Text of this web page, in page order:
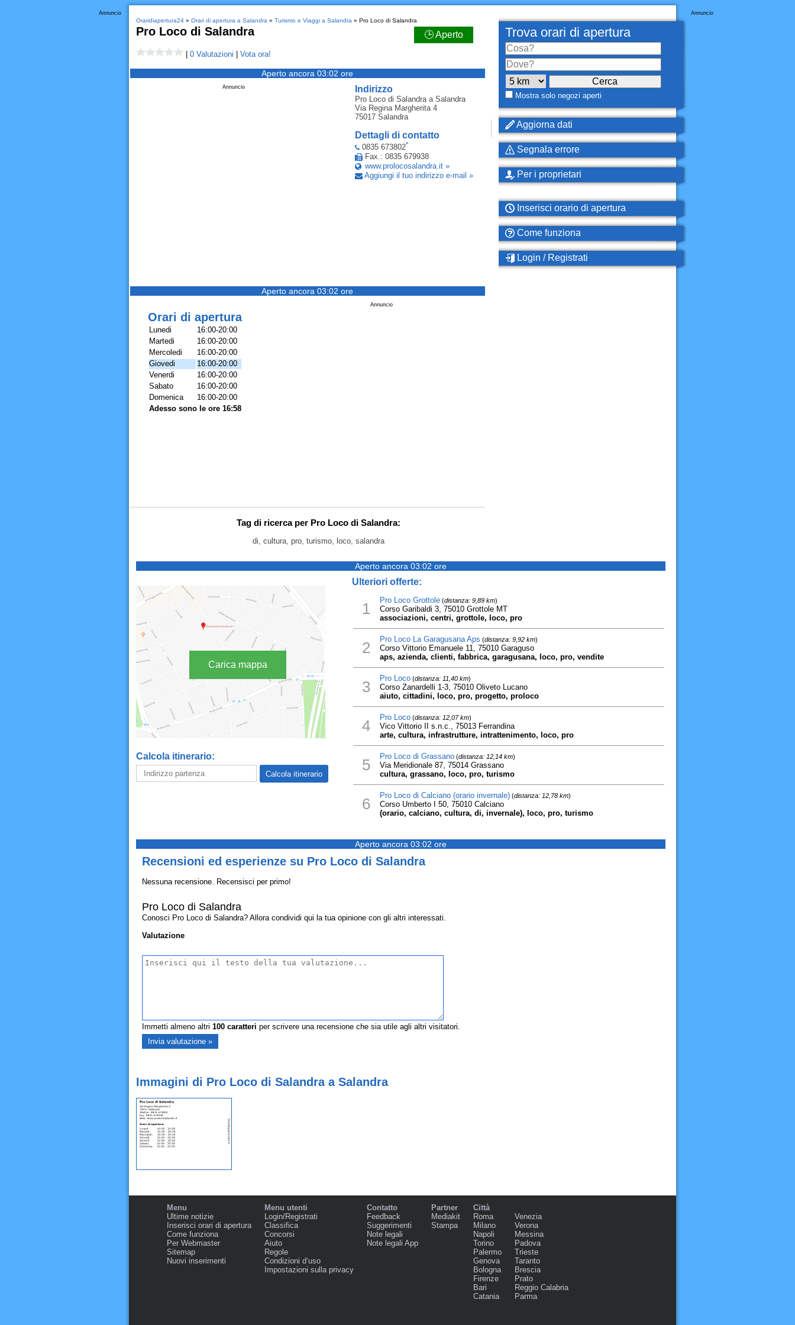
Annuncio
Oraridiapertura24» Orari di apertura a Salandra » Turismo e Viaggi a Salandra » Pro Loco di Salandra
Pro Loco di Salandra 🕒 Aperto
0 Valutazioni Vota ora!
Aperto ancora 03:02 ore
Indirizzo
Pro Loco di Salandraa Salandra
Via Regina Margherita 4
75017 Salandra
Dettagli di contatto
0835 673802*
Fax.: 0835 679938
www.prolocosalandra.it »
Aggiungi il tuo indirizzo e-mail »
Annuncio
Aperto ancora 03:02 ore
Annuncio
Orari di apertura
Lunedi
16:00-20:00
Martedi
16:00-20:00
Mercoledi
16:00-20:00
Giovedi
16:00-20:00
Venerdi
16:00-20:00
Sabato
16:00-20:00
Domenica
16:00-20:00
Adesso sono le ore 16:58
Tag di ricerca per Pro Loco di Salandra:
di, cultura, pro, turismo, loco, salandra
Annuncio
Trova orari di apertura
Mostra solo negozi aperti
Aggiorna dati
Segnala errore
Per i proprietari
Inserisci orario di apertura
Come funziona
Login / Registrati
Aperto ancora 03:02 ore
Carica mappa
Calcola itinerario:
Ulteriori offerte:
1 Pro Loco Grottole(distanza: 9,89 km)
Corso Garibaldi 3, 75010 Grottole MT
associazioni, centri, grottole, loco, pro
2 Pro Loco La Garagusana Aps (distanza: 9,92 km)
Corso Vittorio Emanuele 11, 75010 Garaguso
aps, azienda, clienti, fabbrica, garagusana, loco, pro, vendite
3 Pro Loco(distanza: 11,40 km)
Corso Zanardelli 1-3, 75010 Oliveto Lucano
aiuto, cittadini, loco, pro, progetto, proloco
4 Pro Loco(distanza: 12,07 km)
Vico Vittorio II s.n.c., 75013 Ferrandina
arte, cultura, infrastrutture, intrattenimento, loco, pro
5 Pro Loco di Grassano(distanza: 12,14 km)
Via Meridionale 87, 75014 Grassano
cultura, grassano, loco, pro, turismo
6 Pro Loco di Calciano (orario invernale)(distanza: 12,78 km)
Corso Umberto I 50, 75010 Calciano
(orario, calciano, cultura, di, invernale), loco, pro, turismo
Aperto ancora 03:02 ore
Recensioni ed esperienze su Pro Loco di Salandra
Nessuna recensione. Recensisci per primo!
Pro Loco di Salandra
Conosci Pro Loco di Salandra? Allora condividi qui la tua opinione con gli altri interessati.
Valutazione
Immetti almeno altri 100caratteri per scrivere una recensione che sia utile agli altri visitatori.
Immagini di Pro Loco di Salandra a Salandra
Menu
Ultime notizie
Inserisci orari di apertura
Come funziona
Per Webmaster
Sitemap
Nuovi inserimenti
Menu utenti
Login/Registrati
Classifica
Concorsi
Aiuto
Regole
Condizioni d‘uso
Impostazioni sulla privacy
Contatto
Feedback
Suggerimenti
Note legali
Note legali App
Partner
Mediakit
Stampa
Città
Roma
Milano
Napoli
Torino
Palermo
Genova
Bologna
Firenze
Bari
Catania
Venezia
Verona
Messina
Padova
Trieste
Taranto
Brescia
Prato
Reggio Calabria
Parma